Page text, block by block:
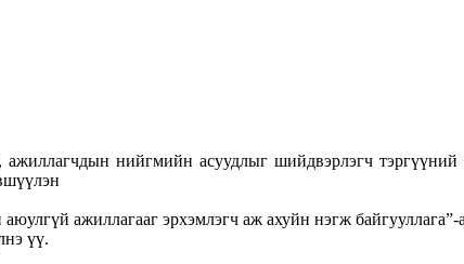
нийгмийн асуудлыг шийдвэрлэгч тэргүүний
ажиллагааг эрхэмлэгч аж ахуйн нэгж
үү.